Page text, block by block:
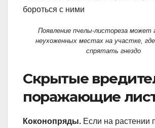
Появление пчелы-листореза может
неухоженных местах на участке,
спрятать гнездо
Скрытые
поражающие
Коконопряды. Если на растении